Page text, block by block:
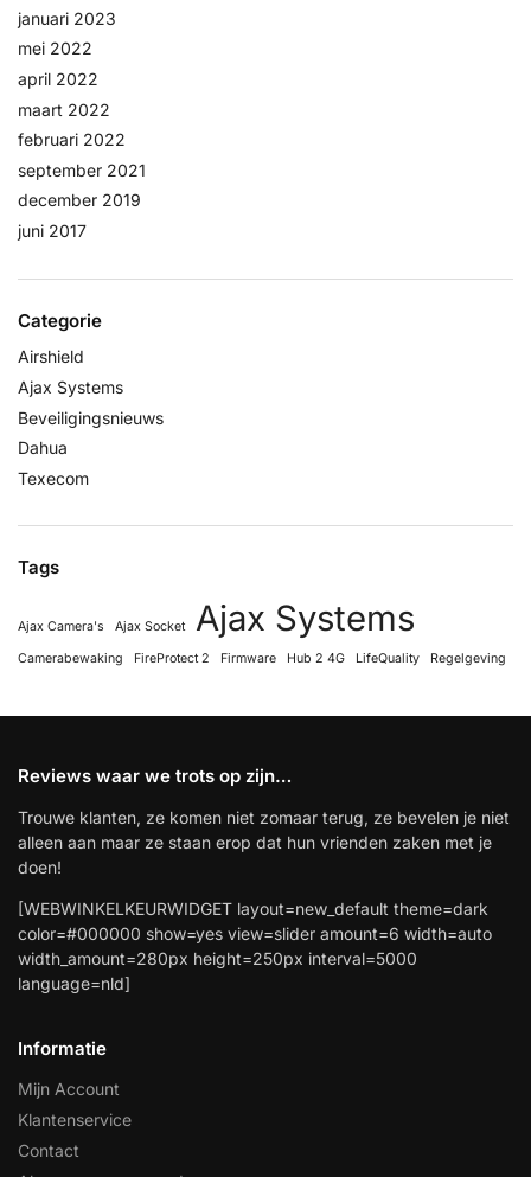
januari 2023
mei 2022
april 2022
maart 2022
februari 2022
september 2021
december 2019
juni 2017
Categorie
Airshield
Ajax Systems
Beveiligingsnieuws
Dahua
Texecom
Tags
Ajax Camera's Ajax Socket Ajax Systems
Camerabewaking FireProtect 2 Firmware Hub 2 4G LifeQuality Regelgeving
Reviews waar we trots op zijn…
Trouwe klanten, ze komen niet zomaar terug, ze bevelen je niet
alleen aan maar ze staan erop dat hun vrienden zaken met je
doen!
[WEBWINKELKEURWIDGET layout=new_default theme=dark
color=#000000 show=yes view=slider amount=6 width=auto
width_amount=280px height=250px interval=5000
language=nld]
Informatie
Mijn Account
Klantenservice
Contact